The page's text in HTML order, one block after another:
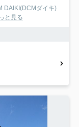
DAIKI(DCMダイキ)
と見る